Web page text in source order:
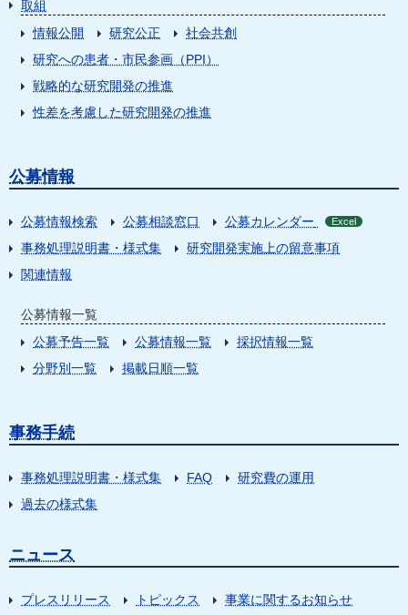
取組
情報公開
研究公正
社会共創
研究への患者・市民参画（PPI）
戦略的な研究開発の推進
性差を考慮した研究開発の推進
公募情報
公募情報検索 公募相談窓口 公募カレンダー Excel
事務処理説明書・様式集
研究開発実施上の留意事項
関連情報
公募情報一覧
公募予告一覧
公募情報一覧
採択情報一覧
分野別一覧
掲載日順一覧
事務手続
事務処理説明書・様式集 FAQ
研究費の運用
過去の様式集
ニュース
プレスリリース トピックス
事業に関するお知らせ